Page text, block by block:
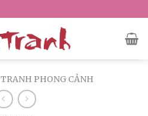
TRANH PHONG CẢNH